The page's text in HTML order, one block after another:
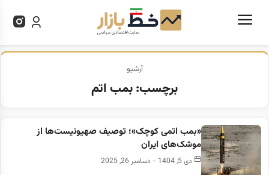
آرشیو
برچسب:بمب اتم
«بمب اتمی کوچک»؛ توصیف صهیونیست‌ها از
موشک‌های ایران
دی 5, 1404 - دسامبر 26, 2025